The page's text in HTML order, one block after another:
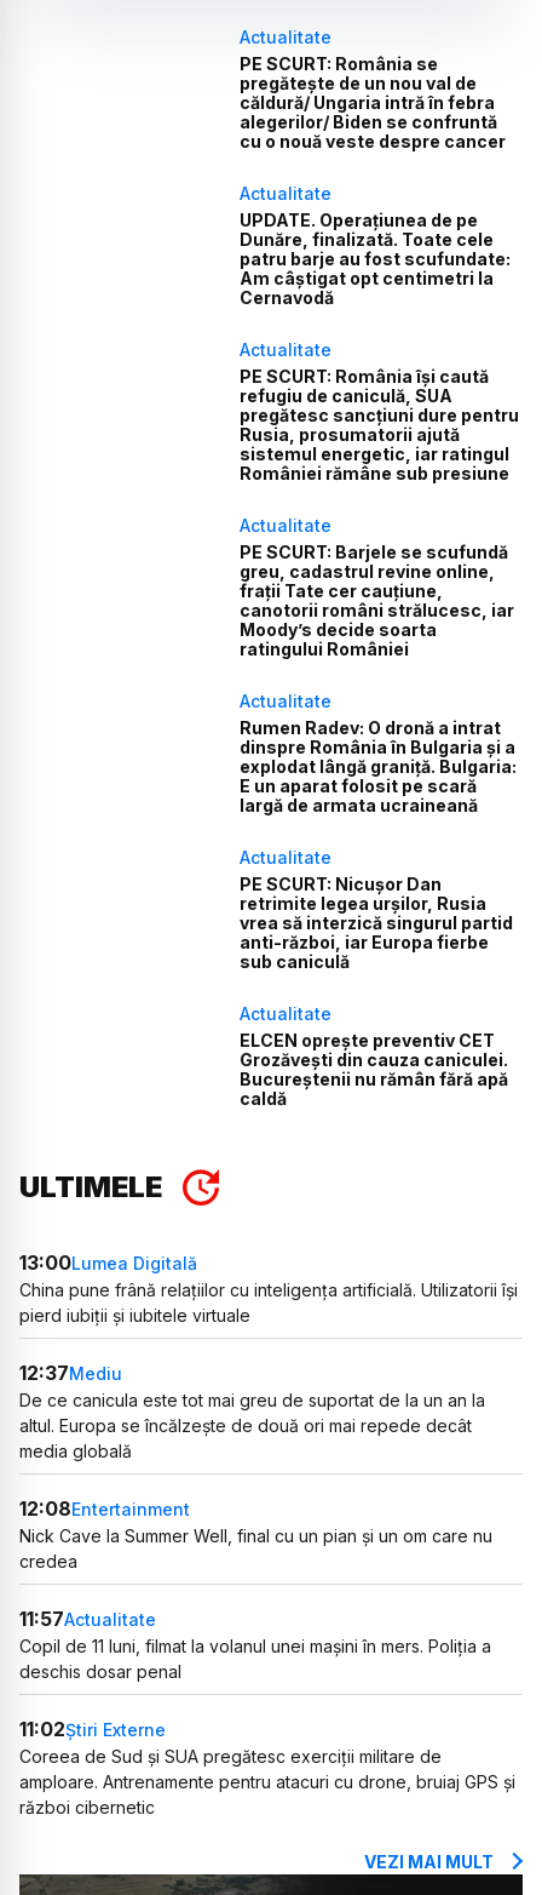
Actualitate
PE SCURT: România se
pregătește de un nou val de
căldură/ Ungaria intră în febra
alegerilor/ Biden se confruntă
cu o nouă veste despre cancer
Actualitate
UPDATE. Operațiunea de pe
Dunăre, finalizată. Toate cele
patru barje au fost scufundate:
Am câștigat opt centimetri la
Cernavodă
Actualitate
PE SCURT: România își caută
refugiu de caniculă, SUA
pregătesc sancțiuni dure pentru
Rusia, prosumatorii ajută
sistemul energetic, iar ratingul
României rămâne sub presiune
Actualitate
PE SCURT: Barjele se scufundă
greu, cadastrul revine online,
frații Tate cer cauțiune,
canotorii români strălucesc, iar
Moody’s decide soarta
ratingului României
Actualitate
Rumen Radev: O dronă a intrat
dinspre România în Bulgaria și a
explodat lângă graniță. Bulgaria:
E un aparat folosit pe scară
largă de armata ucraineană
Actualitate
PE SCURT: Nicușor Dan
retrimite legea urșilor, Rusia
vrea să interzică singurul partid
anti-război, iar Europa fierbe
sub caniculă
Actualitate
ELCEN oprește preventiv CET
Grozăvești din cauza caniculei.
Bucureștenii nu rămân fără apă
caldă
ULTIMELE
13:00Lumea Digitală
China pune frână relațiilor cu inteligența artificială. Utilizatorii își
pierd iubiții și iubitele virtuale
12:37Mediu
De ce canicula este tot mai greu de suportat de la un an la
altul. Europa se încălzește de două ori mai repede decât
media globală
12:08Entertainment
Nick Cave la Summer Well, final cu un pian și un om care nu
credea
11:57Actualitate
Copil de 11 luni, filmat la volanul unei mașini în mers. Poliția a
deschis dosar penal
11:02Știri Externe
Coreea de Sud și SUA pregătesc exerciții militare de
amploare. Antrenamente pentru atacuri cu drone, bruiaj GPS și
război cibernetic
VEZI MAI MULT